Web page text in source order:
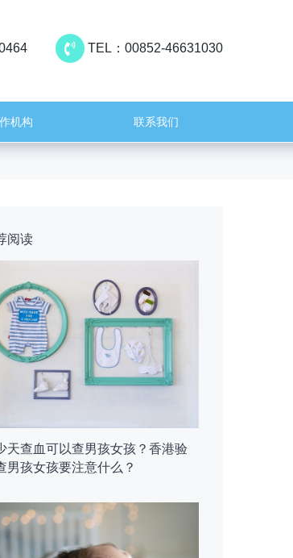
TEL：00852-46631030
机构 联系我们
阅读
天查血可以查男孩女孩？香港验
男孩女孩要注意什么？